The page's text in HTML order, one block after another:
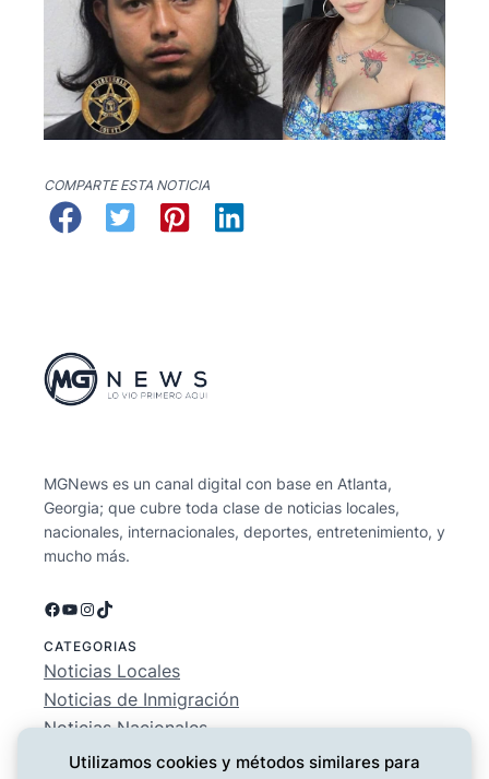
COMPARTE ESTA NOTICIA
MGNews es un canal digital con base en Atlanta,
Georgia; que cubre toda clase de noticias locales,
nacionales, internacionales, deportes, entretenimiento, y
mucho más.
Facebook
YouTube
Instagram
TikTok
CATEGORIAS
Noticias Locales
Noticias de Inmigración
Noticias Nacionales
Deportes
Utilizamos cookies y métodos similares para